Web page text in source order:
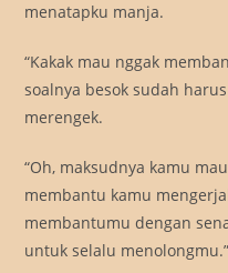
menatapku manja.
“Kakak mau nggak
soalnya besok sudah
merengek.
“Oh, maksudnya kamu
membantu kamu
membantumu dengan
untuk selalu